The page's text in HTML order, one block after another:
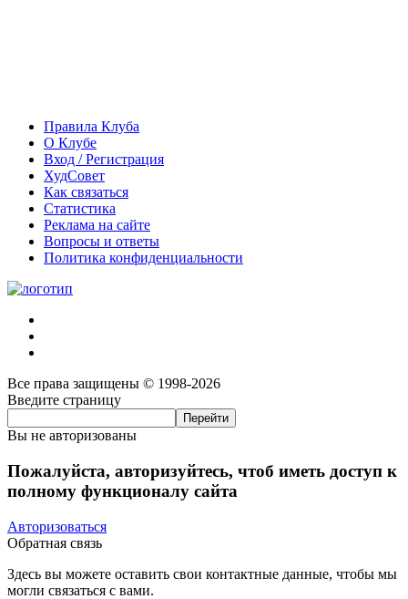
Правила Клуба
О Клубе
Вход / Регистрация
ХудСовет
Как связаться
Статистика
Реклама на сайте
Вопросы и ответы
Политика конфиденциальности
Все права защищены © 1998-2026
Введите страницу
Вы не авторизованы
Пожалуйста, авторизуйтесь, чтоб иметь доступ к
полному функционалу сайта
Авторизоваться
Обратная связь
Здесь вы можете оставить свои контактные данные, чтобы мы
могли связаться с вами.